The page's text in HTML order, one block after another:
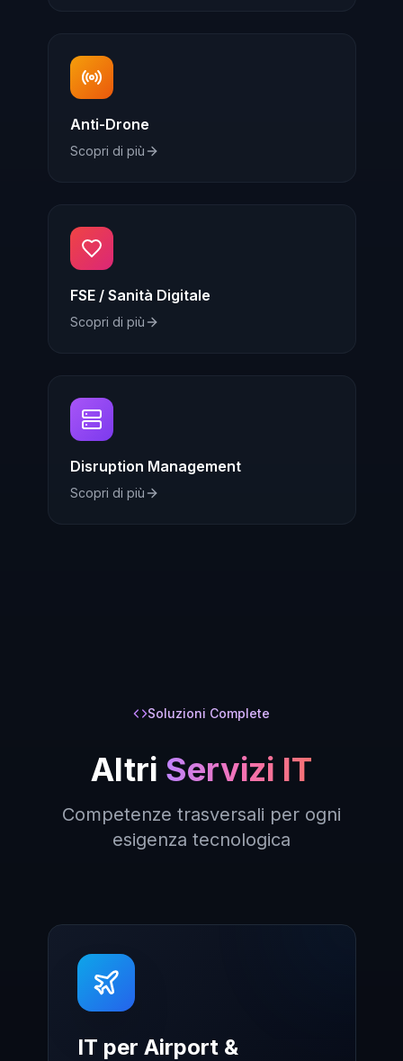
Anti-Drone
Scopri di più
FSE / Sanità Digitale
Scopri di più
Disruption Management
Scopri di più
Soluzioni Complete
Altri Servizi IT
Competenze trasversali per ogni
esigenza tecnologica
IT per Airport &